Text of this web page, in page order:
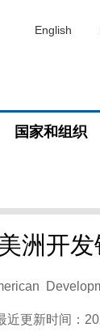
English
国家和组织
洲开发
近更新时间：